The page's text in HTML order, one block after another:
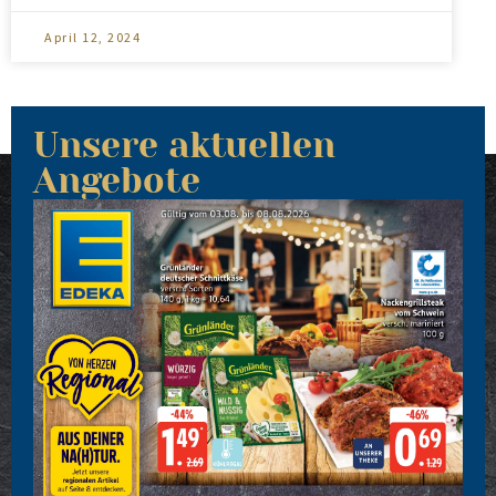
April 12, 2024
Unsere aktuellen
Angebote